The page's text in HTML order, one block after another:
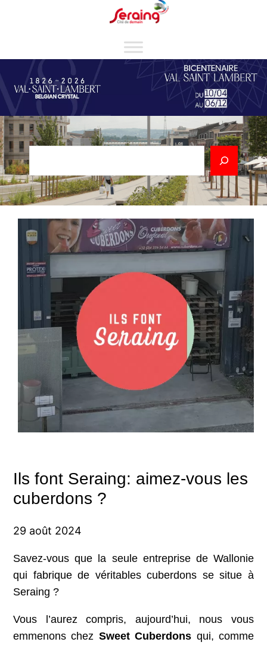
Rechercher
Ils font Seraing: aimez-vous les
cuberdons ?
29 août 2024
Savez-vous que la seule entreprise de Wallonie
qui fabrique de véritables cuberdons se situe à
Seraing ?
Vous l’aurez compris, aujourd’hui, nous vous
emmenons chez Sweet Cuberdons qui, comme
Cookies management panel